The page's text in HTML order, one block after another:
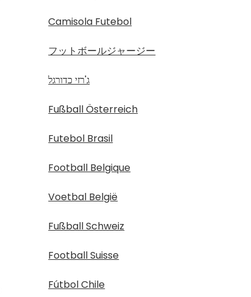
Camisola Futebol
フットボールジャージー
ג'רזי כדורגל
Fußball Österreich
Futebol Brasil
Football Belgique
Voetbal België
Fußball Schweiz
Football Suisse
Fútbol Chile